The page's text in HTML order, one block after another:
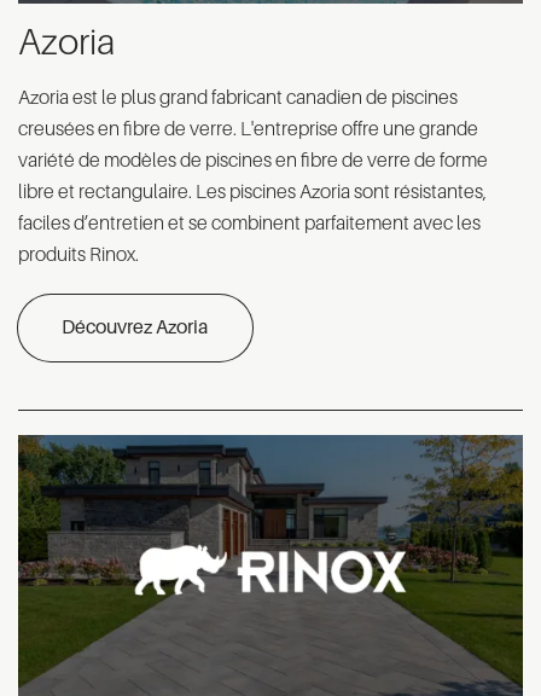
Azoria
Azoria est le plus grand fabricant canadien de piscines
creusées en fibre de verre. L'entreprise offre une grande
variété de modèles de piscines en fibre de verre de forme
libre et rectangulaire. Les piscines Azoria sont résistantes,
faciles d’entretien et se combinent parfaitement avec les
produits Rinox.
Découvrez Azoria